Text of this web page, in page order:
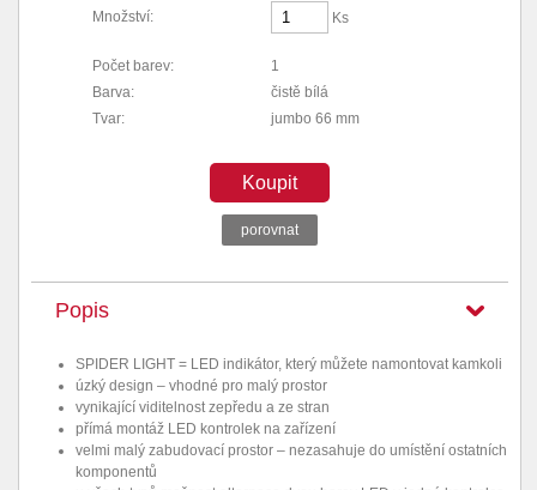
Množství: Ks
Počet barev:
1
Barva:
čistě bílá
Tvar:
jumbo 66 mm
Koupit
porovnat
Popis
SPIDER LIGHT = LED indikátor, který můžete namontovat kamkoli
úzký design – vhodné pro malý prostor
vynikající viditelnost zepředu a ze stran
přímá montáž LED kontrolek na zařízení
velmi malý zabudovací prostor – nezasahuje do umístění ostatních
komponentů